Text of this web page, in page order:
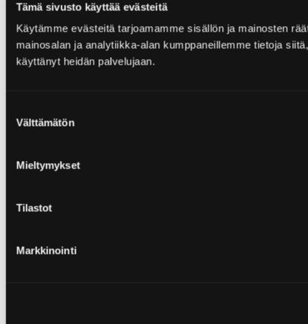
Tämä sivusto käyttää evästeitä
Käytämme evästeitä tarjoamamme sisällön ja mainosten
mainosalan ja analytiikka-alan kumppaneillemme tietoja
käyttänyt heidän palvelujaan.
valinta
Välttämätön
Mieltymykset
Tilastot
Markkinointi